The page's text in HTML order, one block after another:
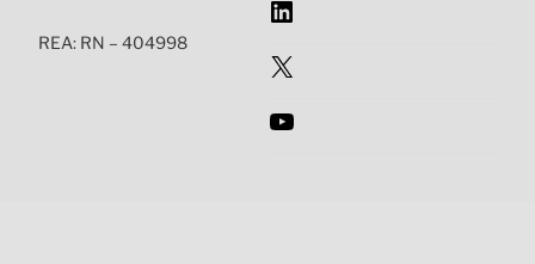
REA: RN – 404998